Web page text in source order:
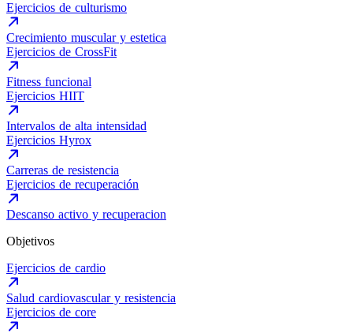
Ejercicios de culturismo
Crecimiento muscular y estetica
Ejercicios de CrossFit
Fitness funcional
Ejercicios HIIT
Intervalos de alta intensidad
Ejercicios Hyrox
Carreras de resistencia
Ejercicios de recuperación
Descanso activo y recuperacion
Objetivos
Ejercicios de cardio
Salud cardiovascular y resistencia
Ejercicios de core